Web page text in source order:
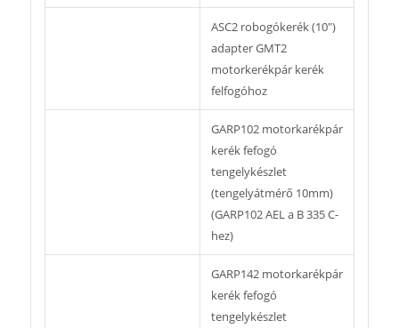
ASC2 robogókerék (10″)
adapter GMT2
motorkerékpár kerék
felfogóhoz
GARP102 motorkarékpár
kerék fefogó
tengelykészlet
(tengelyátmérő 10mm)
(GARP102 AEL a B 335 C-
hez)
GARP142 motorkarékpár
kerék fefogó
tengelykészlet